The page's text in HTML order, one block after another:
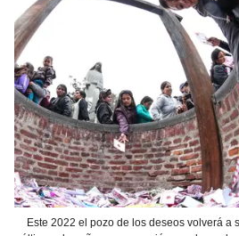
Este 2022 el pozo de los deseos volverá a